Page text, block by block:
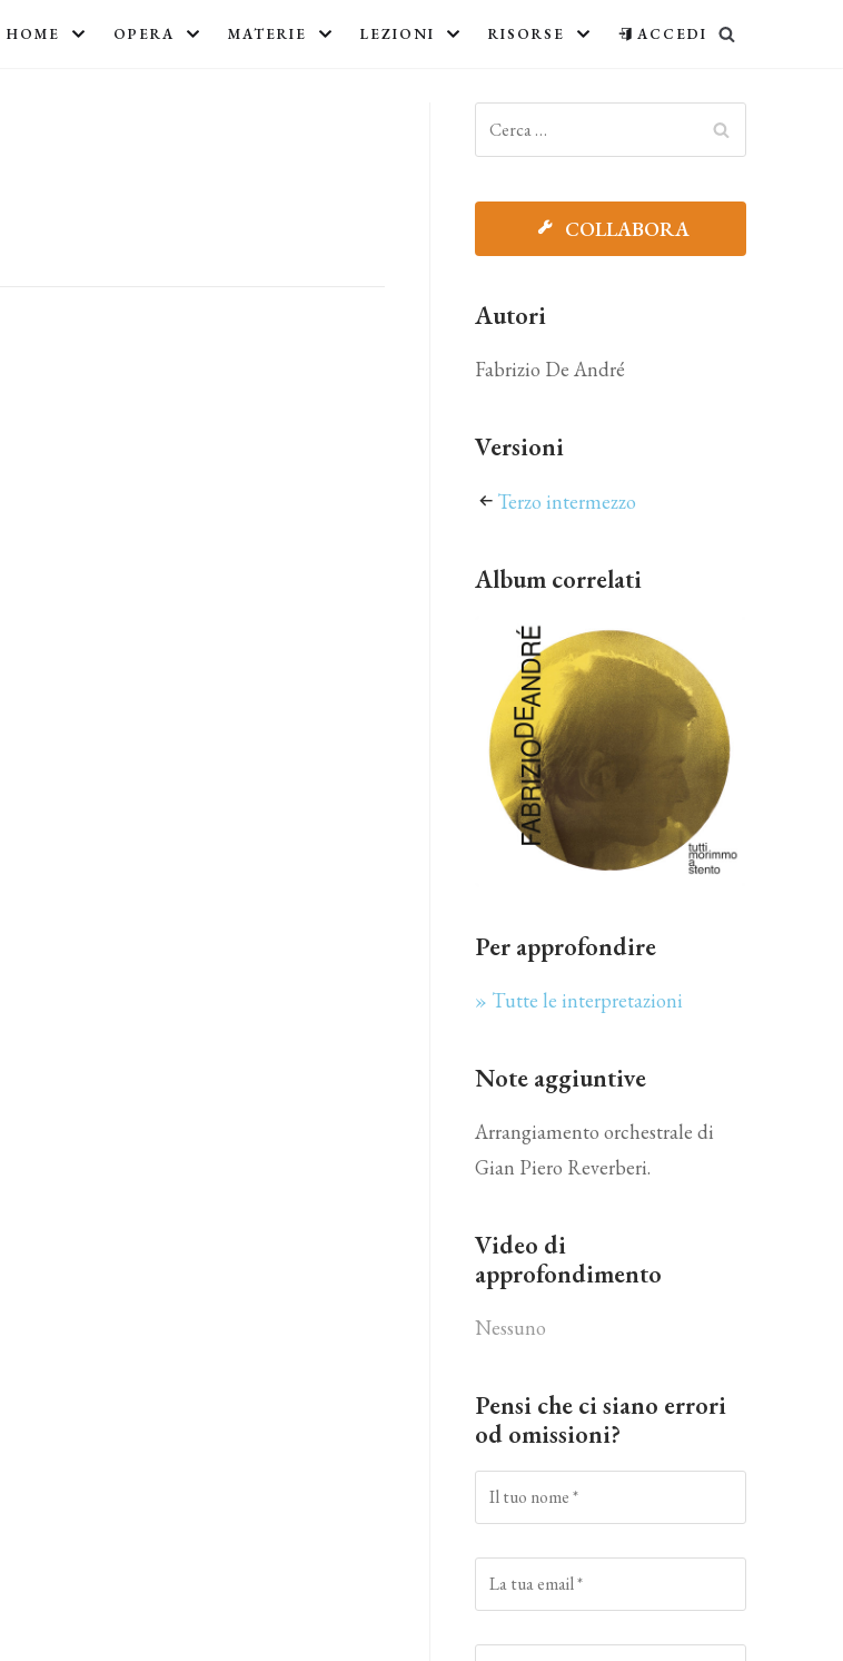
HOME OPERA MATERIE LEZIONI RISORSE ACCEDI
COLLABORA
Autori
Fabrizio De André
Versioni
Terzo intermezzo
Album correlati
Per approfondire
» Tutte le interpretazioni
Note aggiuntive
Arrangiamento orchestrale di
Gian Piero Reverberi.
Video di
approfondimento
Nessuno
Pensi che ci siano errori
od omissioni?